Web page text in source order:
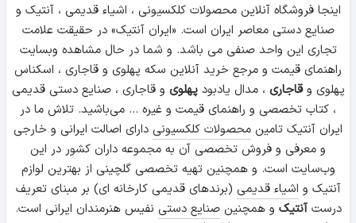
اینجا فروشگاه آنلاین محصولات کلکسیونی ، اشیاء قدیمی ، آنتیک و
صنایع دستی معاصر ایران است. «ایران آنتیک» در حقیقت علامت
تجاری این واحد صنفی می باشد. و شما در حال مشاهده وبسایت
راهنمای قیمت و مرجع خرید آنلاین سکه پهلوی و قاجاری ، اسکناس
پهلوی وقاجاری ، مدال یادبودپهلوی و قاجاری ، صنایع دستی قدیمی
، کتاب تخصصی و راهنمای قیمت و غیره ... می‌باشید. تلاش ما در
ایران آنتیک تامین محصولات کلکسیونی دارای اصالت ایرانی و خارجی
و معرفی و فروش تخصصی آن به مجموعه داران کشور در این
وب‌سایت است. و همچنین تهیه تخصصی گلچینی از بهترین لوازم
آنتیک و اشیاء قدیمی (برندهای قدیمی کارخانه ای) بر مبنای تعریف
درستآنتیک و همچنینصنایع دستی نفیس هنرمندان ایرانی است.